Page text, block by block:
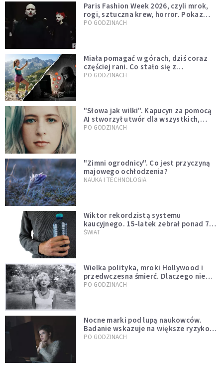
Paris Fashion Week 2026, czyli mrok,
rogi, sztuczna krew, horror. Pokaz
mody czy fascynacja diabłem?
PO GODZINACH
Miała pomagać w górach, dziś coraz
częściej rani. Co stało się z
Tatromaniakami?
PO GODZINACH
"Słowa jak wilki". Kapucyn za pomocą
AI stworzył utwór dla wszystkich,
którzy doświadczają hejtu
PO GODZINACH
"Zimni ogrodnicy". Co jest przyczyną
majowego ochłodzenia?
NAUKA I TECHNOLOGIA
Wiktor rekordzistą systemu
kaucyjnego. 15-latek zebrał ponad 7
tys. butelek i puszek
ŚWIAT
Wielka polityka, mroki Hollywood i
przedwczesna śmierć. Dlaczego nie
możemy przestać mówić o Marilyn
PO GODZINACH
Nocne marki pod lupą naukowców.
Badanie wskazuje na większe ryzyko
zawału
PO GODZINACH